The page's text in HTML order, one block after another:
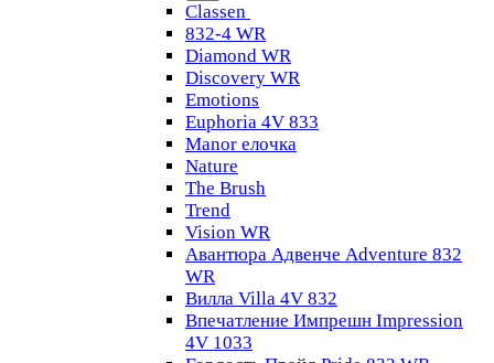
Classen
832-4 WR
Diamond WR
Discovery WR
Emotions
Euphoria 4V 833
Manor елочка
Nature
The Brush
Trend
Vision WR
Авантюра Адвенче Adventure 832
WR
Вилла Villa 4V 832
Впечатление Импрешн Impression
4V 1033